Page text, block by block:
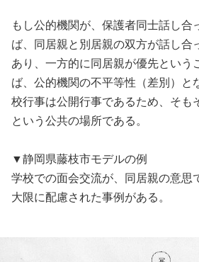
もし公的機関が、保護者同士話し合
ば、同居親と別居親の双方が話し合
あり、一方的に同居親が優先という
ば、公的機関の不平等性（差別）と
校行事は公開行事であるため、そも
という公共の場所である。
▼静岡県藤枝市モデルの例
学校での面会交流が、同居親の意思
大限に配慮された事例がある。